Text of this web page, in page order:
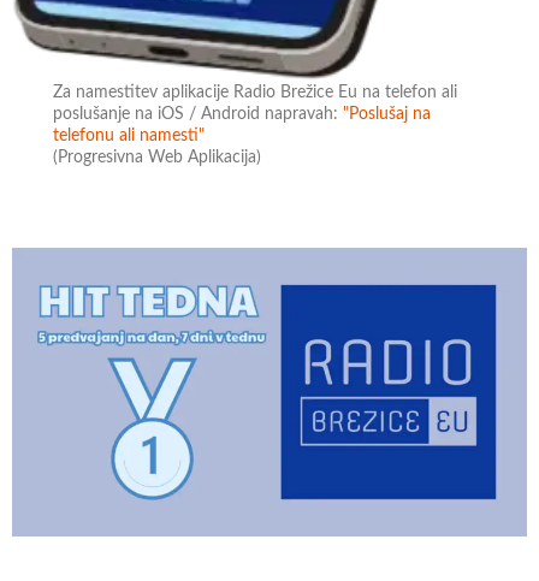
Za namestitev aplikacije Radio Brežice Eu na telefon ali
poslušanje na iOS / Android napravah:"Poslušaj na
telefonu ali namesti"
(Progresivna Web Aplikacija)